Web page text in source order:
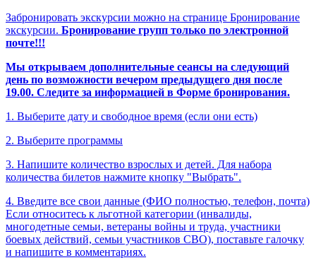
Забронировать экскурсии можно на странице Бронирование
экскурсии. Бронирование групп только по электронной
почте!!!
Мы открываем дополнительные сеансы на следующий
день по возможности вечером предыдущего дня после
19.00. Следите за информацией в Форме бронирования.
1. Выберите дату и свободное время (если они есть)
2. Выберите программы
3. Напишите количество взрослых и детей. Для набора
количества билетов нажмите кнопку "Выбрать".
4. Введите все свои данные (ФИО полностью, телефон, почта)
Если относитесь к льготной категории (инвалиды,
многодетные семьи, ветераны войны и труда, участники
боевых действий, семьи участников СВО), поставьте галочку
и напишите в комментариях.